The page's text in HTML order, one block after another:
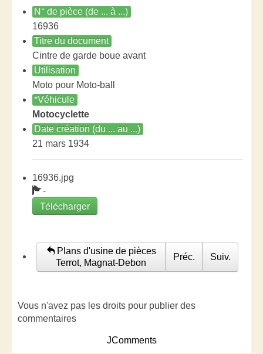
N° de pièce (de ... à ...)
16936
Titre du document
Cintre de garde boue avant
Utilisation
Moto pour Moto-ball
*Véhicule
Motocyclette
Date création (du ... au ...)
21 mars 1934
16936.jpg
-
Télécharger
Plans d'usine de pièces
Terrot, Magnat-Debon
Préc. Suiv.
Vous n'avez pas les droits pour publier des
commentaires
JComments